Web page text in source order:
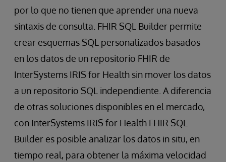
por lo que no tienen que aprender una nueva
sintaxis de consulta. FHIR SQL Builder permite
crear esquemas SQL personalizados basados
en los datos de un repositorio FHIR de
InterSystems IRIS for Health sin mover los datos
a un repositorio SQL independiente. A diferencia
de otras soluciones disponibles en el mercado,
con InterSystems IRIS for Health FHIR SQL
Builder es posible analizar los datos in situ, en
tiempo real, para obtener la máxima velocidad